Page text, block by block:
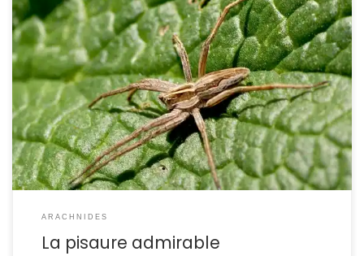
Une araignée très commune, qui court sur le sol à la recherche
de ses proies. La femelle transporte son cocon et prend soin de sa
progéniture, elle est « admirable » ! Pisaura mirabilis Vous
cherchez à identifier une araignée ? Peut-être la trouverez-vous
dans la galerie POSITION SYSTÉMATIQUE : Arachnide Aranéide
Famille des Pisauridae […]
ARACHNIDES
La pisaure admirable